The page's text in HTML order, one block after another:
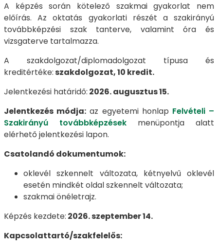
A képzés során kötelező szakmai gyakorlat nem
előírás. Az oktatás gyakorlati részét a szakirányú
továbbképzési szak tanterve, valamint óra és
vizsgaterve tartalmazza.
A szakdolgozat/diplomadolgozat típusa és
kreditértéke: szakdolgozat, 10 kredit.
Jelentkezési határidő: 2026. augusztus 15.
Jelentkezés módja: az egyetemi honlap Felvételi –
Szakirányú továbbképzések
menüpontja alatt
elérhető jelentkezési lapon.
Csatolandó dokumentumok:
oklevél szkennelt változata, kétnyelvű oklevél
esetén mindkét oldal szkennelt változata;
szakmai önéletrajz.
Képzés kezdete: 2026. szeptember 14.
Kapcsolattartó/szakfelelős: